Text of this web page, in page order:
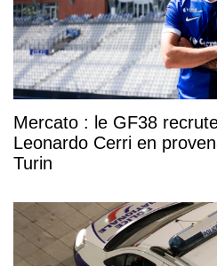
Mercato : le GF38
Leonardo Cerri en
Turin